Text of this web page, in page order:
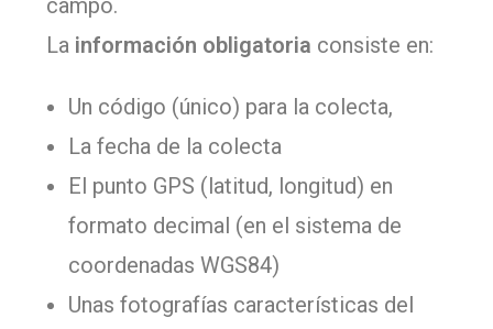
campo.
La información obligatoria consiste en:
Un código (único) para la colecta,
La fecha de la colecta
El punto GPS (latitud, longitud) en
formato decimal (en el sistema de
coordenadas WGS84)
Unas fotografías características del